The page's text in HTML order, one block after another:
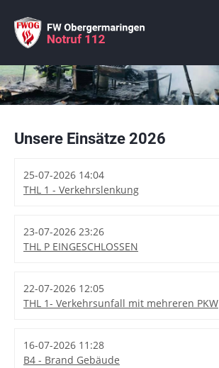
Unsere Einsätze 2026
25-07-2026 14:04
THL 1 - Verkehrslenkung
23-07-2026 23:26
THL P EINGESCHLOSSEN
22-07-2026 12:05
THL 1- Verkehrsunfall mit mehreren PKW
16-07-2026 11:28
B4 - Brand Gebäude